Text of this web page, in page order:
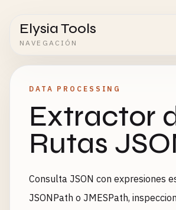
Elysia Tools
NAVEGACIÓN
DATA PROCESSING
Extractor
Rutas
Consulta JSON con expresiones
JSONPath o JMESPath,